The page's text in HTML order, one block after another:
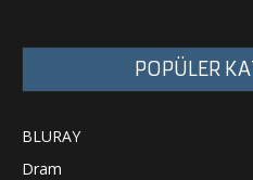
POPÜLER
BLURAY
Dram